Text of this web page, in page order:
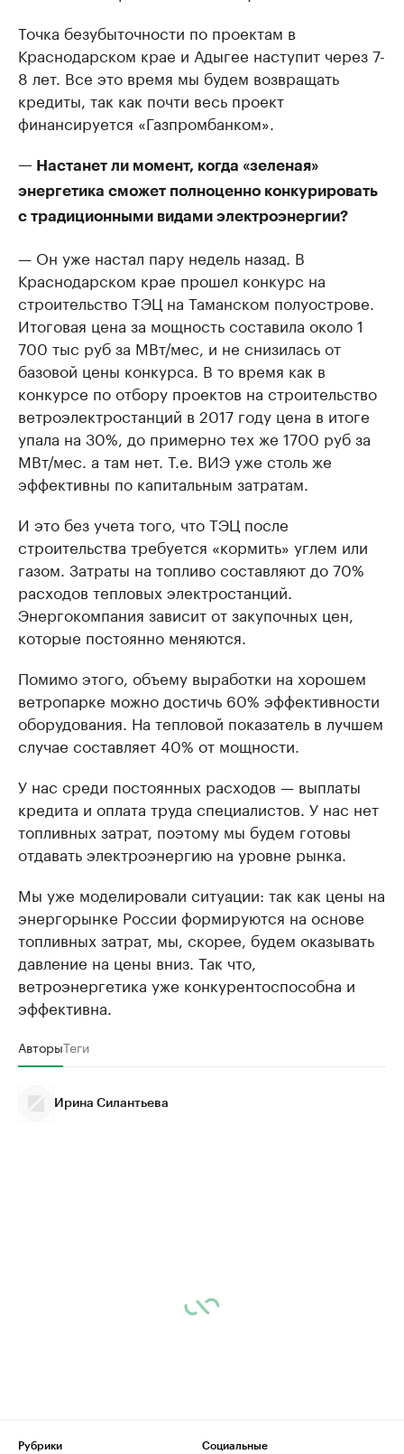
Точка безубыточности по проектам в
Краснодарском крае и Адыгее наступит через 7-
8 лет. Все это время мы будем возвращать
кредиты, так как почти весь проект
финансируется «Газпромбанком».
— Настанет ли момент, когда «зеленая»
энергетика сможет полноценно конкурировать
с традиционными видами электроэнергии?
— Он уже настал пару недель назад. В
Краснодарском крае прошел конкурс на
строительство ТЭЦ на Таманском полуострове.
Итоговая цена за мощность составила около 1
700 тыс руб за МВт/мес, и не снизилась от
базовой цены конкурса. В то время как в
конкурсе по отбору проектов на строительство
ветроэлектростанций в 2017 году цена в итоге
упала на 30%, до примерно тех же 1700 руб за
МВт/мес. а там нет. Т.е. ВИЭ уже столь же
эффективны по капитальным затратам.
И это без учета того, что ТЭЦ после
строительства требуется «кормить» углем или
газом. Затраты на топливо составляют до 70%
расходов тепловых электростанций.
Энергокомпания зависит от закупочных цен,
которые постоянно меняются.
Помимо этого, объему выработки на хорошем
ветропарке можно достичь 60% эффективности
оборудования. На тепловой показатель в лучшем
случае составляет 40% от мощности.
У нас среди постоянных расходов — выплаты
кредита и оплата труда специалистов. У нас нет
топливных затрат, поэтому мы будем готовы
отдавать электроэнергию на уровне рынка.
Мы уже моделировали ситуации: так как цены на
энергорынке России формируются на основе
топливных затрат, мы, скорее, будем оказывать
давление на цены вниз. Так что,
ветроэнергетика уже конкурентоспособна и
эффективна.
АвторыТеги
Ирина Силантьева
Рубрики
Социальные